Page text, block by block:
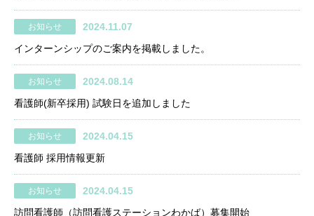
お知らせ
2024.11.07
インターンシップのご案内を掲載しました。
お知らせ
2024.08.14
看護師(新卒採用) 試験日を追加しました
お知らせ
2024.04.15
看護師 採用情報更新
お知らせ
2024.04.15
訪問看護師（訪問看護ステーションわかば）募集開始